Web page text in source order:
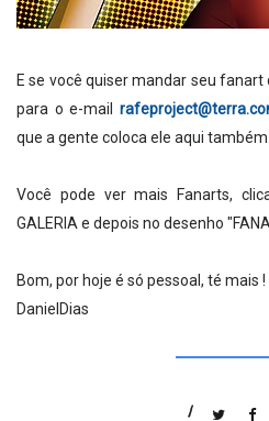
E se você quiser mandar seu fanart
para o e-mail
que a gente coloca ele aqui também.
Você pode ver mais Fanarts,
GALERIA e depois no desenho
Bom, por hoje é só pessoal, té mais !
DanielDias
/